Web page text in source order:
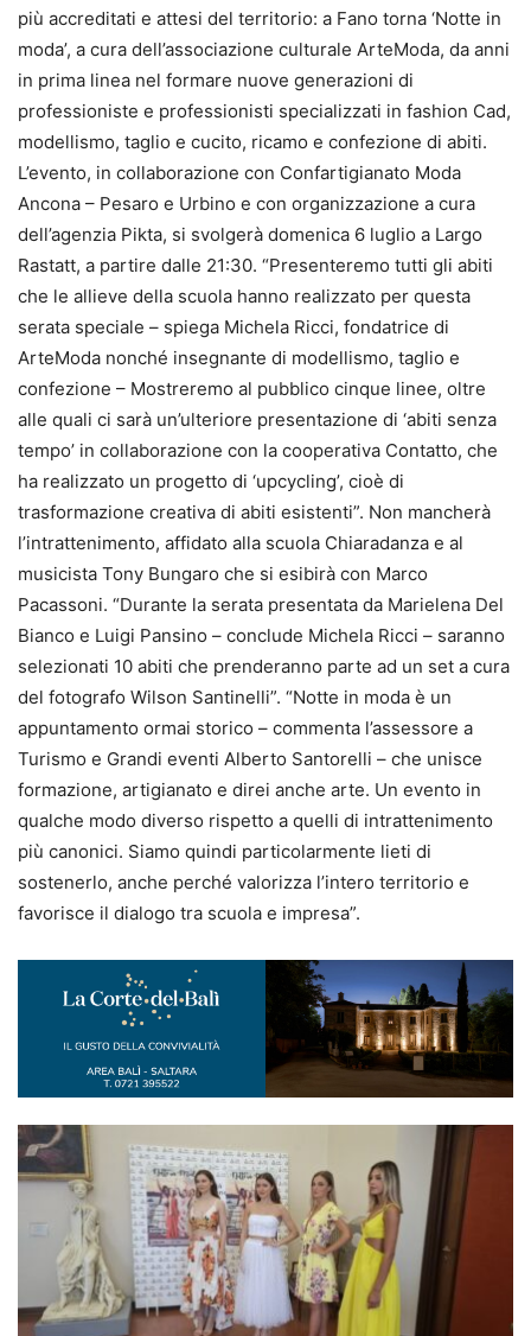
più accreditati e attesi del territorio: a Fano torna ‘Notte in
moda’, a cura dell’associazione culturale ArteModa, da anni
in prima linea nel formare nuove generazioni di
professioniste e professionisti specializzati in fashion Cad,
modellismo, taglio e cucito, ricamo e confezione di abiti.
L’evento, in collaborazione con Confartigianato Moda
Ancona – Pesaro e Urbino e con organizzazione a cura
dell’agenzia Pikta, si svolgerà domenica 6 luglio a Largo
Rastatt, a partire dalle 21:30. “Presenteremo tutti gli abiti
che le allieve della scuola hanno realizzato per questa
serata speciale – spiega Michela Ricci, fondatrice di
ArteModa nonché insegnante di modellismo, taglio e
confezione – Mostreremo al pubblico cinque linee, oltre
alle quali ci sarà un’ulteriore presentazione di ‘abiti senza
tempo’ in collaborazione con la cooperativa Contatto, che
ha realizzato un progetto di ‘upcycling’, cioè di
trasformazione creativa di abiti esistenti”. Non mancherà
l’intrattenimento, affidato alla scuola Chiaradanza e al
musicista Tony Bungaro che si esibirà con Marco
Pacassoni. “Durante la serata presentata da Marielena Del
Bianco e Luigi Pansino – conclude Michela Ricci – saranno
selezionati 10 abiti che prenderanno parte ad un set a cura
del fotografo Wilson Santinelli”. “Notte in moda è un
appuntamento ormai storico – commenta l’assessore a
Turismo e Grandi eventi Alberto Santorelli – che unisce
formazione, artigianato e direi anche arte. Un evento in
qualche modo diverso rispetto a quelli di intrattenimento
più canonici. Siamo quindi particolarmente lieti di
sostenerlo, anche perché valorizza l’intero territorio e
favorisce il dialogo tra scuola e impresa”.